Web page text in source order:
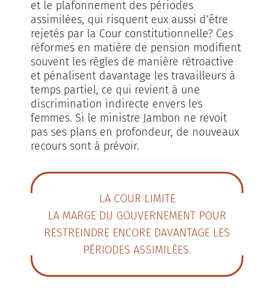
et le plafonnement des périodes
assimilées, qui risquent eux aussi d’être
rejetés par la Cour constitutionnelle? Ces
réformes en matière de pension modifient
souvent les règles de manière rétroactive
et pénalisent davantage les travailleurs à
temps partiel, ce qui revient à une
discrimination indirecte envers les
femmes. Si le ministre Jambon ne revoit
pas ses plans en profondeur, de nouveaux
recours sont à prévoir.
LA COUR LIMITE
LA MARGE DU GOUVERNEMENT POUR
RESTREINDRE ENCORE DAVANTAGE LES
PÉRIODES ASSIMILÉES.